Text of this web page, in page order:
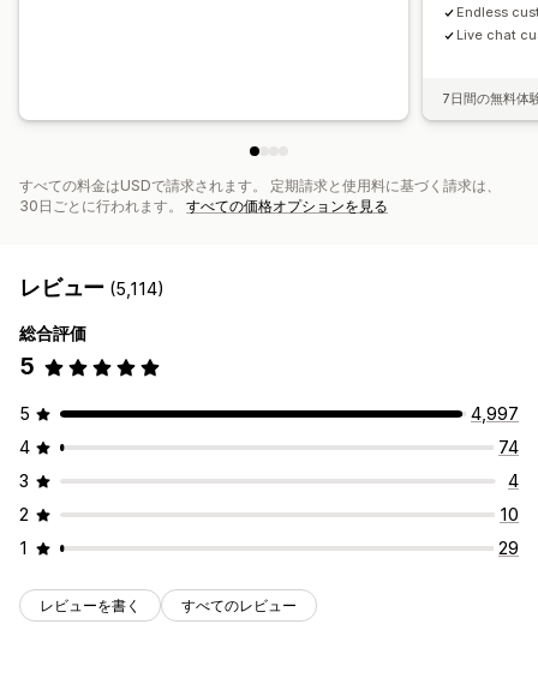
Endless
Live chat
7日間の無料体
すべての料金はUSDで請求されます。 定期請求と使用料に基づく請求は、
30日ごとに行われます。 すべての価格オプションを見る
レビュー (5,114)
総合評価
5
5
4,997
4
74
3
4
2
10
1
29
レビューを書く すべてのレビュー